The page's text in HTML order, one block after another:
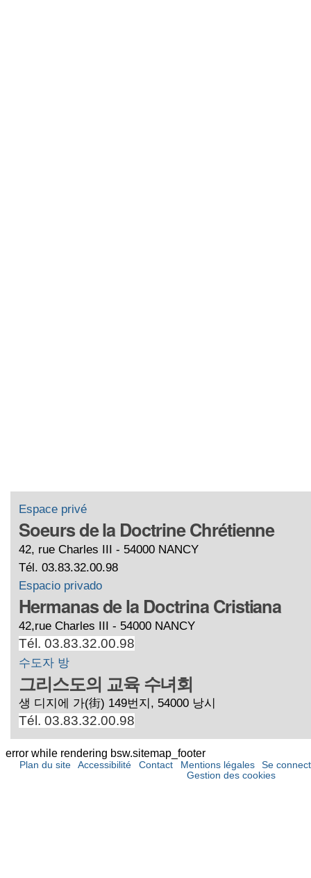
Espace privé
Soeurs de la Doctrine Chrétienne
42, rue Charles III - 54000 NANCY
Tél. 03.83.32.00.98
Espacio privado
Hermanas de la Doctrina Cristiana
42,rue Charles III - 54000 NANCY
Tél. 03.83.32.00.98
수도자 방
그리스도의 교육 수녀회
생 디지에 가(街) 149번지, 54000 낭시
Tél. 03.83.32.00.98
error while rendering bsw.sitemap_footer
Plan du site Accessibilité Contact Mentions légales
Se
Gestion des cookies